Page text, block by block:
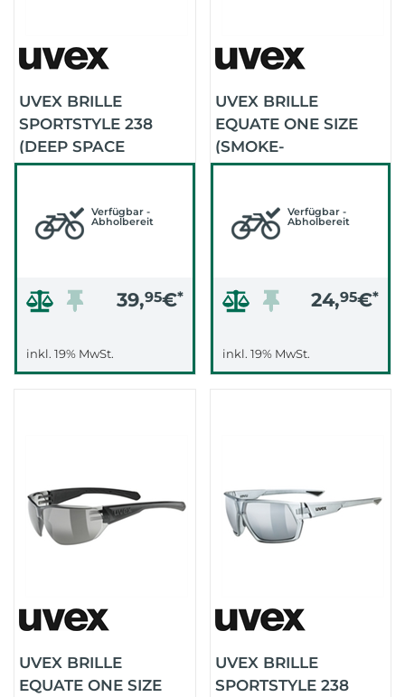
UVEX BRILLE
SPORTSTYLE 238
(DEEP SPACE
MATT/MIRROR RED)
Verfügbar -
Abholbereit
39,95€*
inkl. 19% MwSt.
UVEX BRILLE
EQUATE ONE SIZE
(SMOKE-
ORANGE/ORANGE)
Verfügbar -
Abholbereit
24,95€*
inkl. 19% MwSt.
UVEX BRILLE
EQUATE ONE SIZE
UVEX BRILLE
SPORTSTYLE 238